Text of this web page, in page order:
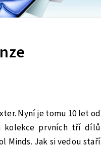
Nyní je tomu 10 let od
kolekce prvních tří dílů
Minds. Jak si vedou staří